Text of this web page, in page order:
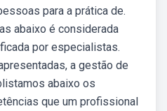
para a prática de.
abaixo é considerada
por especialistas.
a gestão de
abaixo os
que um profissional